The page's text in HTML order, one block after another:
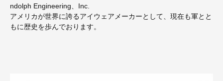
ndolph Engineering、Inc.
アメリカが世界に誇るアイウェアメーカーとして、現在も軍とと
もに歴史を歩んでおります。